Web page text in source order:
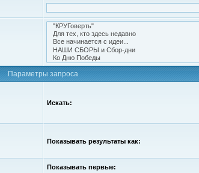
Параметры запроса
Искать:
Показывать результаты как:
Показывать первые: